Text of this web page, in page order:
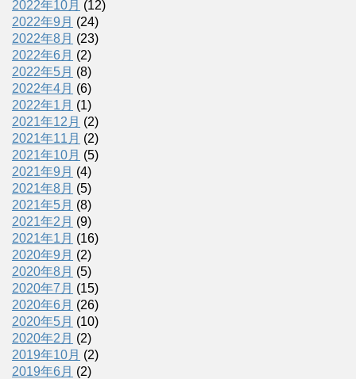
2022年10月 (12)
2022年9月 (24)
2022年8月 (23)
2022年6月 (2)
2022年5月 (8)
2022年4月 (6)
2022年1月 (1)
2021年12月 (2)
2021年11月 (2)
2021年10月 (5)
2021年9月 (4)
2021年8月 (5)
2021年5月 (8)
2021年2月 (9)
2021年1月 (16)
2020年9月 (2)
2020年8月 (5)
2020年7月 (15)
2020年6月 (26)
2020年5月 (10)
2020年2月 (2)
2019年10月 (2)
2019年6月 (2)